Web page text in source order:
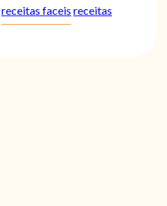
receitas faceis receitas